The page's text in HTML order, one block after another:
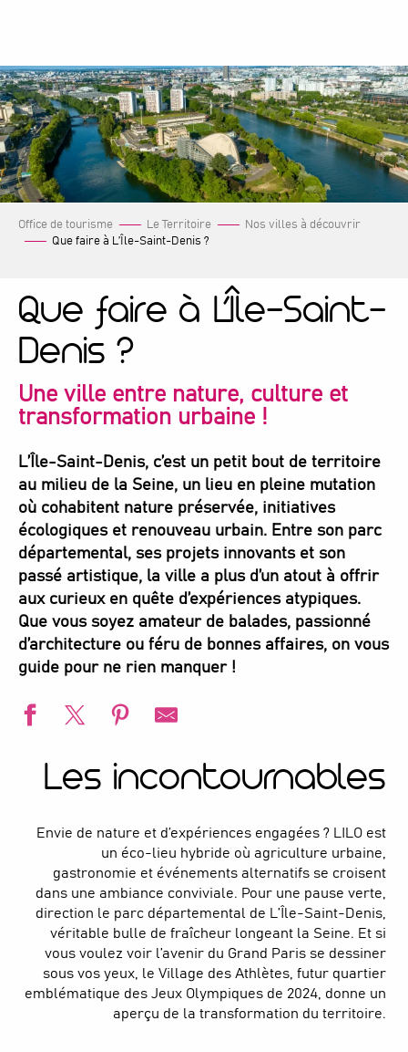
principal
Office de tourisme Le Territoire
Nos villes à découvrir
Que faire à L’Île-Saint-Denis ?
Que faire à L’Île-Saint-
Denis ?
Une ville entre nature, culture et
transformation urbaine !
L’Île-Saint-Denis, c’est un petit bout de territoire
au milieu de la Seine, un lieu en pleine mutation
où cohabitent nature préservée, initiatives
écologiques et renouveau urbain. Entre son parc
départemental, ses projets innovants et son
passé artistique, la ville a plus d’un atout à offrir
aux curieux en quête d’expériences atypiques.
Que vous soyez amateur de balades, passionné
d’architecture ou féru de bonnes affaires, on vous
guide pour ne rien manquer !
Les incontournables
Envie de nature et d’expériences engagées ? LILO est
un éco-lieu hybride où agriculture urbaine,
gastronomie et événements alternatifs se croisent
dans une ambiance conviviale. Pour une pause verte,
direction le parc départemental de L’Île-Saint-Denis,
véritable bulle de fraîcheur longeant la Seine. Et si
vous voulez voir l’avenir du Grand Paris se dessiner
sous vos yeux, le Village des Athlètes, futur quartier
emblématique des Jeux Olympiques de 2024, donne un
aperçu de la transformation du territoire.